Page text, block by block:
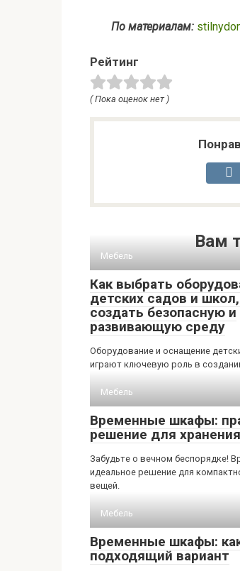
По материалам:
Рейтинг
( Пока оценок нет )
Вам
Мебель
Как выбрать
детских садов и
создать безопасную и
развивающую среду
Оборудование и оснащение
играют ключевую роль в
Мебель
Временные шкафы:
решение для
Забудьте о вечном беспорядке!
идеальное решение для
вещей.
Мебель
Временные шкафы:
подходящий вариант